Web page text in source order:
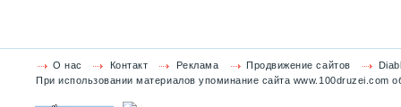
О нас Контакт Реклама Продвижение сайтов
При использовании материалов упоминание сайта www.100druzei.com